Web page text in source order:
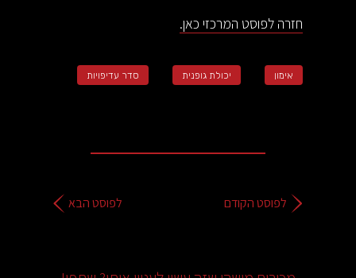
חזרה לפוסט המרכזי כאן.
אימון יכולת גופנית סדר עדיפויות
לפוסט הקודם לפוסט הבא